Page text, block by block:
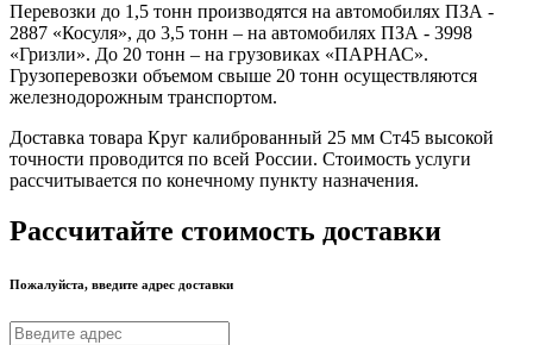
Перевозки до 1,5 тонн производятся на автомобилях ПЗА -
2887 «Косуля», до 3,5 тонн – на автомобилях ПЗА - 3998
«Гризли». До 20 тонн – на грузовиках «ПАРНАС».
Грузоперевозки объемом свыше 20 тонн осуществляются
железнодорожным транспортом.
Доставка товара Круг калиброванный 25 мм Ст45 высокой
точности проводится по всей России. Стоимость услуги
рассчитывается по конечному пункту назначения.
Рассчитайте стоимость доставки
Пожалуйста, введите адрес доставки